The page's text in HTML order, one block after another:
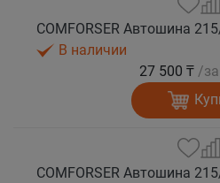
В наличии
27 500 ₸ /